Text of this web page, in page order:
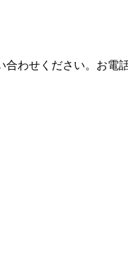
わせください。お電話